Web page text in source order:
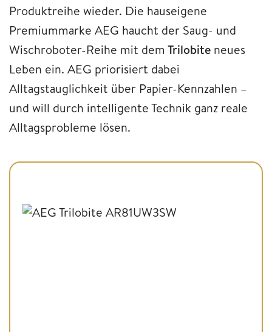
Produktreihe wieder. Die hauseigene
Premiummarke AEG haucht der Saug- und
Wischroboter-Reihe mit dem Trilobite neues
Leben ein. AEG priorisiert dabei
Alltagstauglichkeit über Papier-Kennzahlen –
und will durch intelligente Technik ganz reale
Alltagsprobleme lösen.